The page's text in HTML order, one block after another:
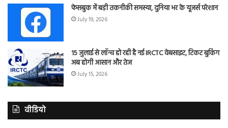
फेसबुक में बड़ी तकनीकी समस्या, दुनिया भर के यूजर्स परेशान
July 19, 2026
15 जुलाई से लॉन्च हो रही है नई IRCTC वेबसाइट, टिकट बुकिंग
अब होगी आसान और तेज
July 15, 2026
वीडियो